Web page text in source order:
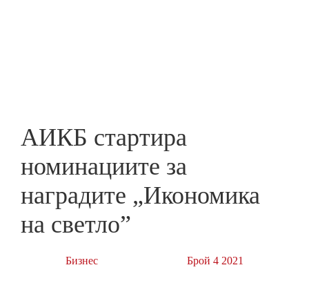
АИКБ стартира
номинациите за
наградите „Икономика
на светло”
Бизнес Брой 4 2021